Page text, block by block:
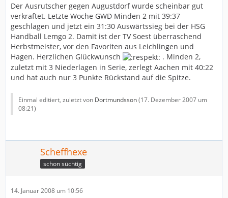
von der Gäste-Abwehr überhaupt nicht in den Griff zu
bekommen und netzte gleich achtmal ein. Beim 25:20
(43.) nahmen die Gäste noch einmal eine Auszeit, doch
Lemgo war nicht mehr vom Siegkurs abzubringen. Bis
zum Ende setzten sich Lutschizki und Co. bis auf 12
Tore Vorsprung ab. Zu seinem ersten Einsatz in der
Regionalliga-Mannschaft kam fünf Minuten vor dem
Ende auch A-Jugendtorwart Tobias Spanke, der neben
sehenswerten Parade bei nur einem Gegentor
überzeugen konnte.
Lemgo: Lahme, Spanke; Scholz (10/5), Tempelmeier (8),
Toepelt (5), Fröbel (4), Lutschizki (2), D. Schröder (2),
Hafner (2), Kausys (2/1), Chatton (2), Lohrbach, M.
Der Ausrutscher gegen Augustdorf wurde scheinbar gut
verkraftet. Letzte Woche GWD Minden 2 mit 39:37
geschlagen und jetzt ein 31:30 Auswärtssieg bei der HSG
Handball Lemgo 2. Damit ist der TV Soest überraschend
Herbstmeister, vor den Favoriten aus Leichlingen und
Hagen. Herzlichen Glückwunsch
. Minden 2,
zuletzt mit 3 Niederlagen in Serie, zerlegt Aachen mit 40:22
und hat auch nur 3 Punkte Rückstand auf die Spitze.
Einmal editiert, zuletzt von Dortmundsson(17. Dezember 2007 um
08:21)
Scheffhexe
schon süchtig
14. Januar 2008 um 10:56